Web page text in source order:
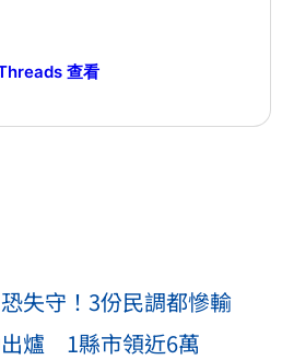
查看
失守！3份民調都慘輸
爐 1縣市領近6萬